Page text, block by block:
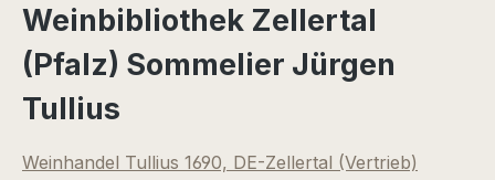
Weinbibliothek Zellertal
(Pfalz) Sommelier Jürgen
Tullius
Weinhandel Tullius 1690, DE-Zellertal (Vertrieb)